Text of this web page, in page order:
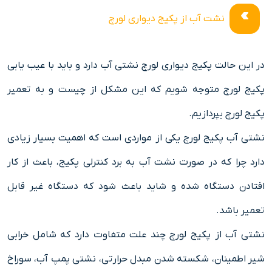
نشت آب از پکیج دیواری لورچ
در این حالت پکیج دیواری لورچ نشتی آب دارد و باید با عیب یابی
پکیج لورچ متوجه شویم که این مشکل از چیست و به تعمیر
پکیج لورچ بپردازیم.
نشتی آب پکیج لورچ یکی از مواردی است که اهمیت بسیار زیادی
دارد چرا که در صورت نشت آب به برد کنترلی پکیج، باعث از کار
افتادن دستگاه شده و شاید باعث شود که دستگاه غیر قابل
تعمیر باشد.
نشتی آب از پکیج لورچ چند علت متفاوت دارد که شامل خرابی
شیر اطمینان، شکسته شدن مبدل حرارتی، نشتی پمپ آب، سوراخ